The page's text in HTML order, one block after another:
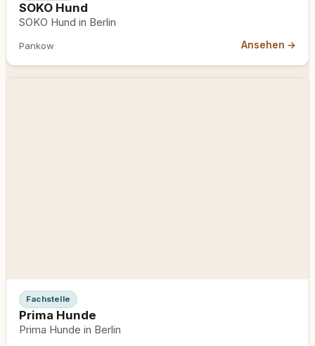
SOKO Hund
SOKO Hund in Berlin
Pankow Ansehen →
Fachstelle
Prima Hunde
Prima Hunde in Berlin